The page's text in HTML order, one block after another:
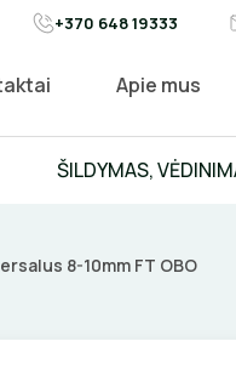
+370 648 19333
Apie mus
ŠILDYMAS,
8-10mm FT OBO